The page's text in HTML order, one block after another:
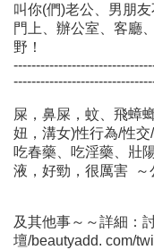
叫你(們)老公、男朋
門上、辦公室、客廳
野！
屎，鼻屎，蚊、飛蟑
妞，溝女)性行為/性交
吃春藥、吃淫藥、壯
液，好勁，很厲害 ～
及其他事～～詳細：
壇/beautyadd. com/